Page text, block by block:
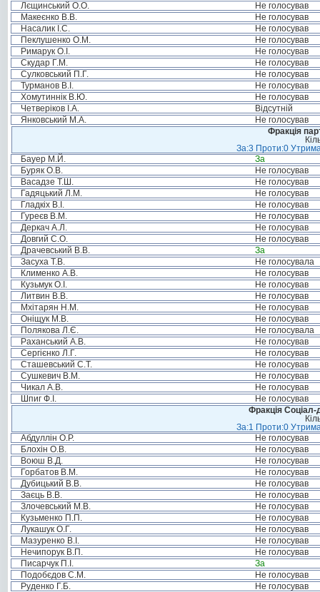
Лєщинський О.О.
Не голосував
Макеєнко В.В.
Не голосував
Насалик І.С.
Не голосував
Пеклушенко О.М.
Не голосував
Римарук О.І.
Не голосував
Скудар Г.М.
Не голосував
Сулковський П.Г.
Не голосував
Турманов В.І.
Не голосував
Хомутиннік В.Ю.
Не голосував
Четверіков І.А.
Відсутній
Янковський М.А.
Не голосував
Фракція
За:3 Проти:0
Бауер М.Й.
За
Буряк О.В.
Не голосував
Васадзе Т.Ш.
Не голосував
Гадяцький Л.М.
Не голосував
Гладкіх В.І.
Не голосував
Гуреєв В.М.
Не голосував
Деркач А.Л.
Не голосував
Довгий С.О.
Не голосував
Драчевський В.В.
За
Засуха Т.В.
Не голосувала
Клименко А.В.
Не голосував
Кузьмук О.І.
Не голосував
Литвин В.В.
Не голосував
Мхітарян Н.М.
Не голосував
Оніщук М.В.
Не голосував
Полякова Л.Є.
Не голосувала
Раханський А.В.
Не голосував
Сергієнко Л.Г.
Не голосував
Сташевський С.Т.
Не голосував
Сушкевич В.М.
Не голосував
Чикал А.В.
Не голосував
Шпиг Ф.І.
Не голосував
Фракція Соціал-
За:1 Проти:0
Абдуллін О.Р.
Не голосував
Блохін О.В.
Не голосував
Воюш В.Д.
Не голосував
Горбатов В.М.
Не голосував
Дубицький В.В.
Не голосував
Заєць В.В.
Не голосував
Злочевський М.В.
Не голосував
Кузьменко П.П.
Не голосував
Лукашук О.Г.
Не голосував
Мазуренко В.І.
Не голосував
Нечипорук В.П.
Не голосував
Писарчук П.І.
За
Подобєдов С.М.
Не голосував
Руденко Г.Б.
Не голосував